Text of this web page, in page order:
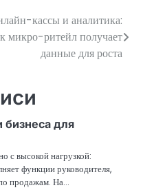
кассы и аналитика:
микро-ритейл получает
данные для роста
бизнеса для
с высокой нагрузкой:
функции руководителя,
продажам. На…